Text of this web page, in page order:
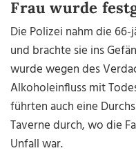
Frau wurde
Die Polizei nahm die
und brachte sie ins
wurde wegen des
Alkoholeinfluss mit
führten auch eine
Taverne durch, wo die
Unfall war.